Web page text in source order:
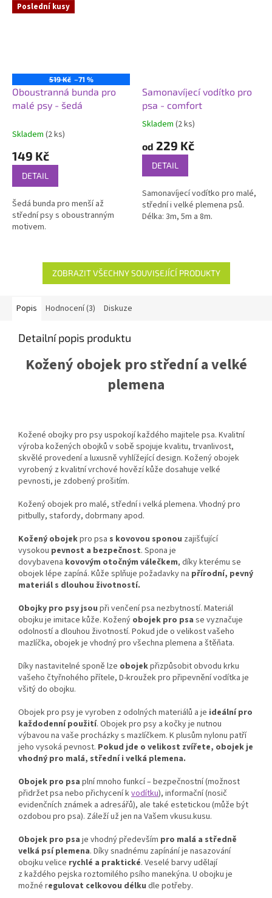
Poslední kusy
519 Kč –71 %
Oboustranná bunda pro
malé psy - šedá
Skladem (2 ks)
149 Kč
DETAIL
Šedá bunda pro menší až
střední psy s oboustranným
motivem.
Samonavíjecí vodítko pro
psa - comfort
Průměrné
produktu
3,0
5
hvězdiček.
Skladem (2 ks)
od 229 Kč
DETAIL
Samonavíjecí vodítko pro malé,
střední i velké plemena psů.
Délka: 3m, 5m a 8m.
ZOBRAZIT VŠECHNY SOUVISEJÍCÍ PRODUKTY
Popis Hodnocení (3) Diskuze
Detailní popis produktu
Kožený obojek pro střední a velké
plemena
Kožené obojky pro psy uspokojí každého majitele psa. Kvalitní
výroba kožených obojků v sobě spojuje kvalitu, trvanlivost,
skvělé provedení a luxusně vyhlížející design. Kožený obojek
vyrobený z kvalitní vrchové hovězí kůže dosahuje velké
pevnosti, je zdobený prošitím.
Kožený obojek pro malé, střední i velká plemena. Vhodný pro
pitbully, stafordy, dobrmany apod.
Kožený obojekpro psa s kovovou sponou zajišťující
vysokou pevnost a bezpečnost. Spona je
dovybavena kovovým otočným válečkem, díky kterému se
obojek lépe zapíná. Kůže splňuje požadavky na přírodní, pevný
materiál s dlouhou životností.
Obojky pro psy jsou při venčení psa nezbytností. Materiál
obojku je imitace kůže. Kožený obojek pro psa se vyznačuje
odolností a dlouhou životností. Pokud jde o velikost vašeho
mazlíčka, obojek je vhodný pro všechna plemena a štěňata.
Díky nastavitelné sponě lze obojekpřizpůsobit obvodu krku
vašeho čtyřnohého přítele, D-kroužek pro připevnění vodítka je
všitý do obojku.
Obojek pro psy je vyroben z odolných materiálů a je ideální pro
každodenní použití. Obojek pro psy a kočky je nutnou
výbavou na vaše procházky s mazlíčkem. K plusům nylonu patří
jeho vysoká pevnost. Pokud jde o velikost zvířete, obojek je
vhodný pro malá, střední i velká plemena.
Obojek pro psa plní mnoho funkcí – bezpečnostní (možnost
přidržet psa nebo přichycení kvodítku), informační (nosič
evidenčních známek a adresářů), ale také estetickou (může být
ozdobou pro psa). Záleží už jen na Vašem vkusu.kusu.
Obojek pro psa je vhodný především pro malá a středně
velká psí plemena. Díky snadnému zapínání je nasazování
obojku velice rychlé a praktické. Veselé barvy udělají
z každého pejska roztomilého psího manekýna. U obojku je
možné regulovat celkovou délku dle potřeby.